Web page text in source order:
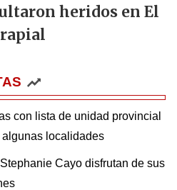
heridos en El
con lista de unidad provincial
localidades
Cayo disfrutan de sus